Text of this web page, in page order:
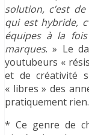
solution, c’est
qui est hybride,
équipes à la
marques. » Le
youtubeurs «
et de créativité
« libres » des
pratiquement rien.
* Ce genre de